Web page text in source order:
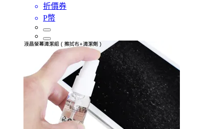
折價券
P幣